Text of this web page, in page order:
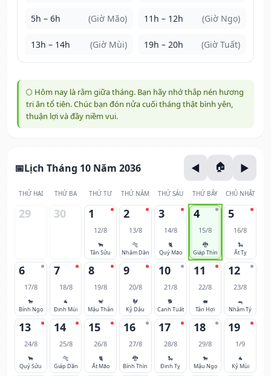
5h – 6h (Giờ Mão) 11h – 12h (Giờ Ngọ)
13h – 14h (Giờ Mùi) 19h – 20h (Giờ Tuất)
🌕 Hôm nay là rằm giữa tháng. Bạn hãy nhớ thắp nén hương
tri ân tổ tiên. Chúc bạn đón nửa cuối tháng thật bình yên,
thuận lợi và đầy niềm vui.
Lịch Tháng 10 Năm 2036
THỨ HAI THỨ BA THỨ TƯ THỨ NĂM THỨ SÁU THỨ BẢY CHỦ NHẬT
29 30 1
12/8
🐂
Tân Sửu
2
13/8
🐅
Nhâm Dần
3
14/8
🐈
Quý Mão
4
15/8
🐉
Giáp Thìn
5
16/8
🐍
Ất Tỵ
6
17/8
🐎
Bính Ngọ
7
18/8
🐐
Đinh Mùi
8
19/8
🐒
Mậu Thân
9
20/8
🐓
Kỷ Dậu
10
21/8
🐕
Canh Tuất
11
22/8
🐖
Tân Hợi
12
23/8
🐀
Nhâm Tý
13
24/8
🐂
Quý Sửu
14
25/8
🐅
Giáp Dần
15
26/8
🐈
Ất Mão
16
27/8
🐉
Bính Thìn
17
28/8
🐍
Đinh Tỵ
18
29/8
🐎
Mậu Ngọ
19
1/9
🐐
Kỷ Mùi